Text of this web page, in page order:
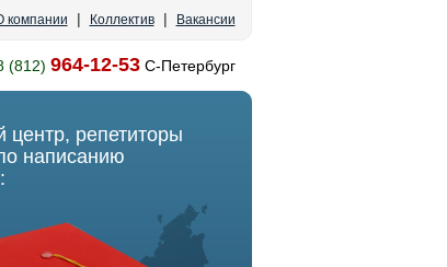
компании | Коллектив| Вакансии
(812) 964-12-53С-Петербург
центр, репетиторы
написанию